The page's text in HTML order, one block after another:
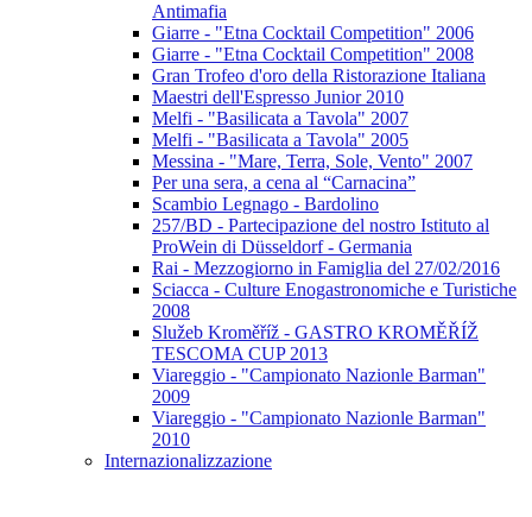
Antimafia
Giarre - "Etna Cocktail Competition" 2006
Giarre - "Etna Cocktail Competition" 2008
Gran Trofeo d'oro della Ristorazione Italiana
Maestri dell'Espresso Junior 2010
Melfi - "Basilicata a Tavola" 2007
Melfi - "Basilicata a Tavola" 2005
Messina - "Mare, Terra, Sole, Vento" 2007
Per una sera, a cena al “Carnacina”
Scambio Legnago - Bardolino
257/BD - Partecipazione del nostro Istituto al
ProWein di Düsseldorf - Germania
Rai - Mezzogiorno in Famiglia del 27/02/2016
Sciacca - Culture Enogastronomiche e Turistiche
2008
Služeb Kroměříž - GASTRO KROMĚŘÍŽ
TESCOMA CUP 2013
Viareggio - "Campionato Nazionle Barman"
2009
Viareggio - "Campionato Nazionle Barman"
2010
Internazionalizzazione